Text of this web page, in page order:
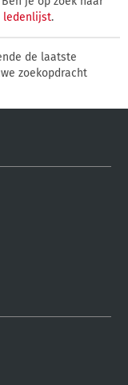
ledenlijst.
de laatste
zoekopdracht